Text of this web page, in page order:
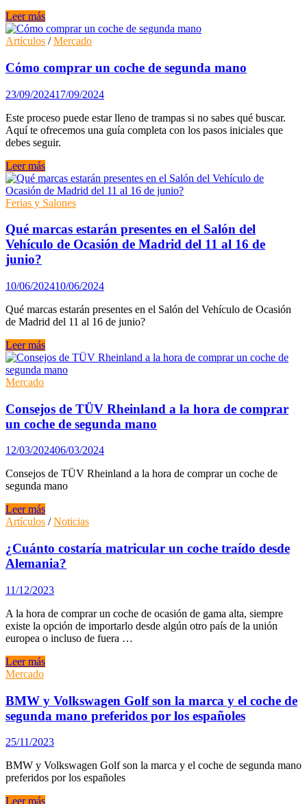
YupiCar
Ocasión,
una
distinta
de
entender
la
compraventa
de
coches
España.
Leer más
Artículos /Mercado
Cómo comprar un coche de segunda mano
23/09/202417/09/2024
Este proceso puede estar lleno de trampas si no sabes qué buscar.
Aquí te ofrecemos una guía completa con los pasos iniciales que
debes seguir.
Cómo
comprar
un
coche
segunda
mano
Leer más
Ferias y Salones
Qué marcas estarán presentes en el Salón del
Vehículo de Ocasión de Madrid del 11 al 16 de
junio?
10/06/202410/06/2024
Qué marcas estarán presentes en el Salón del Vehículo de Ocasión
de Madrid del 11 al 16 de junio?
Qué
marcas
estarán
presentes
el
Salón
del
de
Ocasión
de
Madrid
del
11
al
16
de
junio?
Leer más
Mercado
Consejos de TÜV Rheinland a la hora de comprar
un coche de segunda mano
12/03/202406/03/2024
Consejos de TÜV Rheinland a la hora de comprar un coche de
segunda mano
Consejos
de
Rheinland
a
la
de
comprar
un
coche
de
segunda
mano
Leer más
Artículos /Noticias
¿Cuánto costaría matricular un coche traído desde
Alemania?
11/12/2023
A la hora de comprar un coche de ocasión de gama alta, siempre
existe la opción de importarlo desde algún otro país de la unión
europea o incluso de fuera …
¿Cuánto
costaría
un
coche
traído
Alemania?
Leer más
Mercado
BMW y Volkswagen Golf son la marca y el coche de
segunda mano preferidos por los españoles
25/11/2023
BMW y Volkswagen Golf son la marca y el coche de segunda mano
preferidos por los españoles
BMW
Leer más